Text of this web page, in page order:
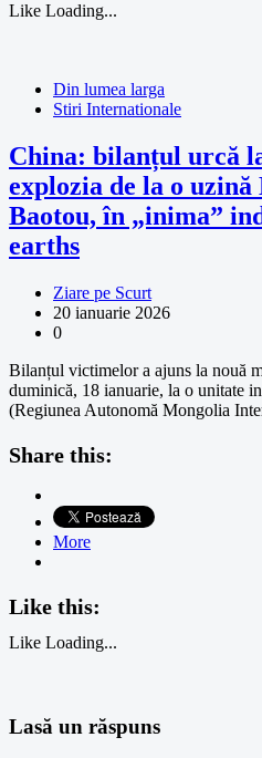
Like Loading...
Din lumea larga
Stiri Internationale
China: bilanțul urcă
explozia de la o uzină
Baotou, în „inima”
earths
Ziare pe Scurt
20 ianuarie 2026
0
Bilanțul victimelor a ajuns la nouă
duminică, 18 ianuarie, la o unitate
(Regiunea Autonomă Mongolia
Share this:
More
Like this:
Like Loading...
Lasă un răspuns